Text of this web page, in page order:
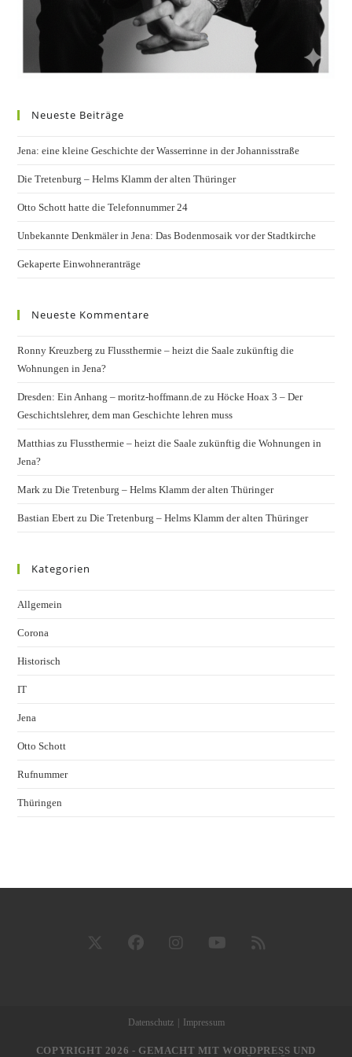
Neueste Beiträge
Jena: eine kleine Geschichte der Wasserrinne in der Johannisstraße
Die Tretenburg – Helms Klamm der alten Thüringer
Otto Schott hatte die Telefonnummer 24
Unbekannte Denkmäler in Jena: Das Bodenmosaik vor der Stadtkirche
Gekaperte Einwohneranträge
Neueste Kommentare
Ronny Kreuzberg zuFlussthermie – heizt die Saale zukünftig die
Wohnungen in Jena?
Dresden: Ein Anhang – moritz-hoffmann.de zuHöcke Hoax 3 – Der
Geschichtslehrer, dem man Geschichte lehren muss
Matthias zuFlussthermie – heizt die Saale zukünftig die Wohnungen in
Jena?
Mark zuDie Tretenburg – Helms Klamm der alten Thüringer
Bastian Ebert zuDie Tretenburg – Helms Klamm der alten Thüringer
Kategorien
Allgemein
Corona
Historisch
IT
Jena
Otto Schott
Rufnummer
Thüringen
Datenschutz Impressum
COPYRIGHT 2026 - GEMACHT MIT WORDPRESS UND